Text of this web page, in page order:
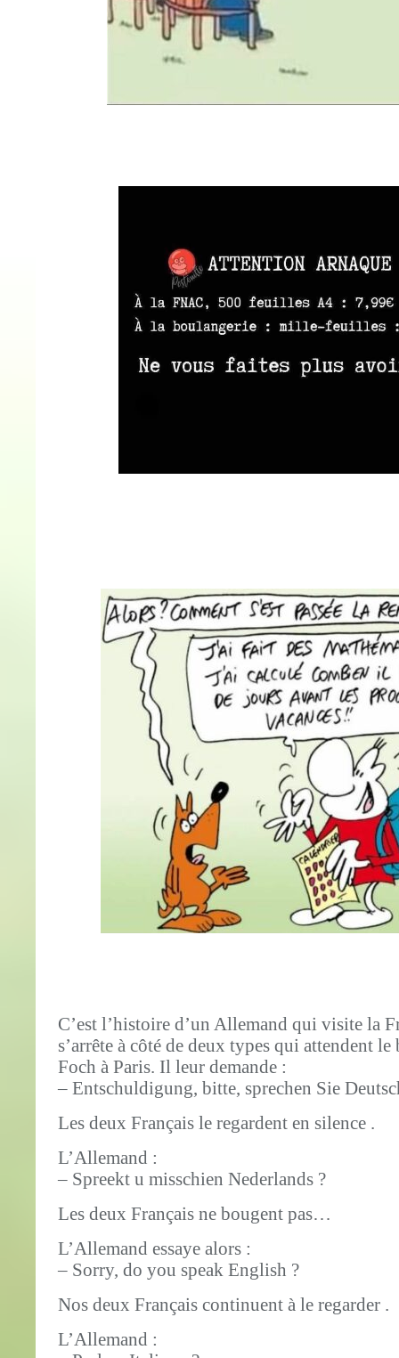
C’est l’histoire d’un Allemand qui visite la
s’arrête à côté de deux types qui attendent le
Foch à Paris. Il leur demande :
– Entschuldigung, bitte, sprechen Sie
Les deux Français le regardent en silence .
L’Allemand :
– Spreekt u misschien Nederlands ?
Les deux Français ne bougent pas…
L’Allemand essaye alors :
– Sorry, do you speak English ?
Nos deux Français continuent à le regarder .
L’Allemand :